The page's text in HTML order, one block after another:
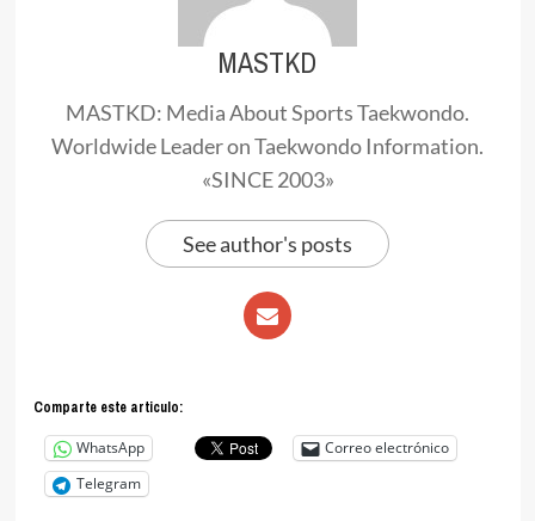
MASTKD
MASTKD: Media About Sports Taekwondo.
Worldwide Leader on Taekwondo Information.
«SINCE 2003»
See author's posts
Comparte este articulo:
WhatsApp
Correo electrónico
Telegram